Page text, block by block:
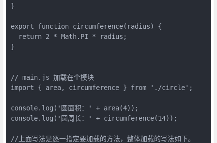
}
export function circumference(radius) {
  return 2 * Math.PI * radius;
}
// main.js 加载在个模块
import { area, circumference } from './circle';
console.log('圆面积：' + area(4));
console.log('圆周长：' + circumference(14));
//上面写法是逐一指定要加载的方法，整体加载的写法如下。